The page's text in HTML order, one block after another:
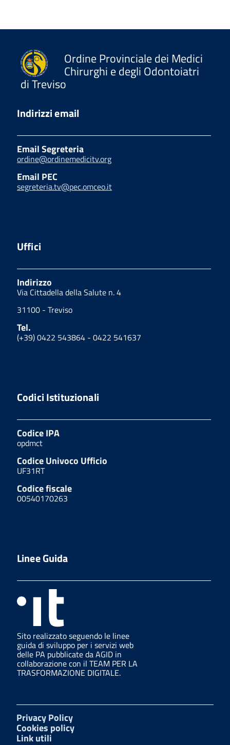
Ordine Provinciale dei Medici
Chirurghi e degli Odontoiatri
di Treviso
Indirizzi email
Email Segreteria
ordine@ordinemedicitv.org
Email PEC
segreteria.tv@pec.omceo.it
Uffici
Indirizzo
Via Cittadella della Salute n. 4
31100 - Treviso
Tel.
(+39) 0422 543864 - 0422 541637
Codici Istituzionali
Codice IPA
opdmct
Codice Univoco Ufficio
UF31RT
Codice fiscale
00540170263
Linee Guida
Sito realizzato seguendo le linee
guida di sviluppo per i servizi web
delle PA pubblicate da AGID in
collaborazione con il TEAM PER LA
TRASFORMAZIONE DIGITALE.
Privacy Policy
Cookies policy
Link utili